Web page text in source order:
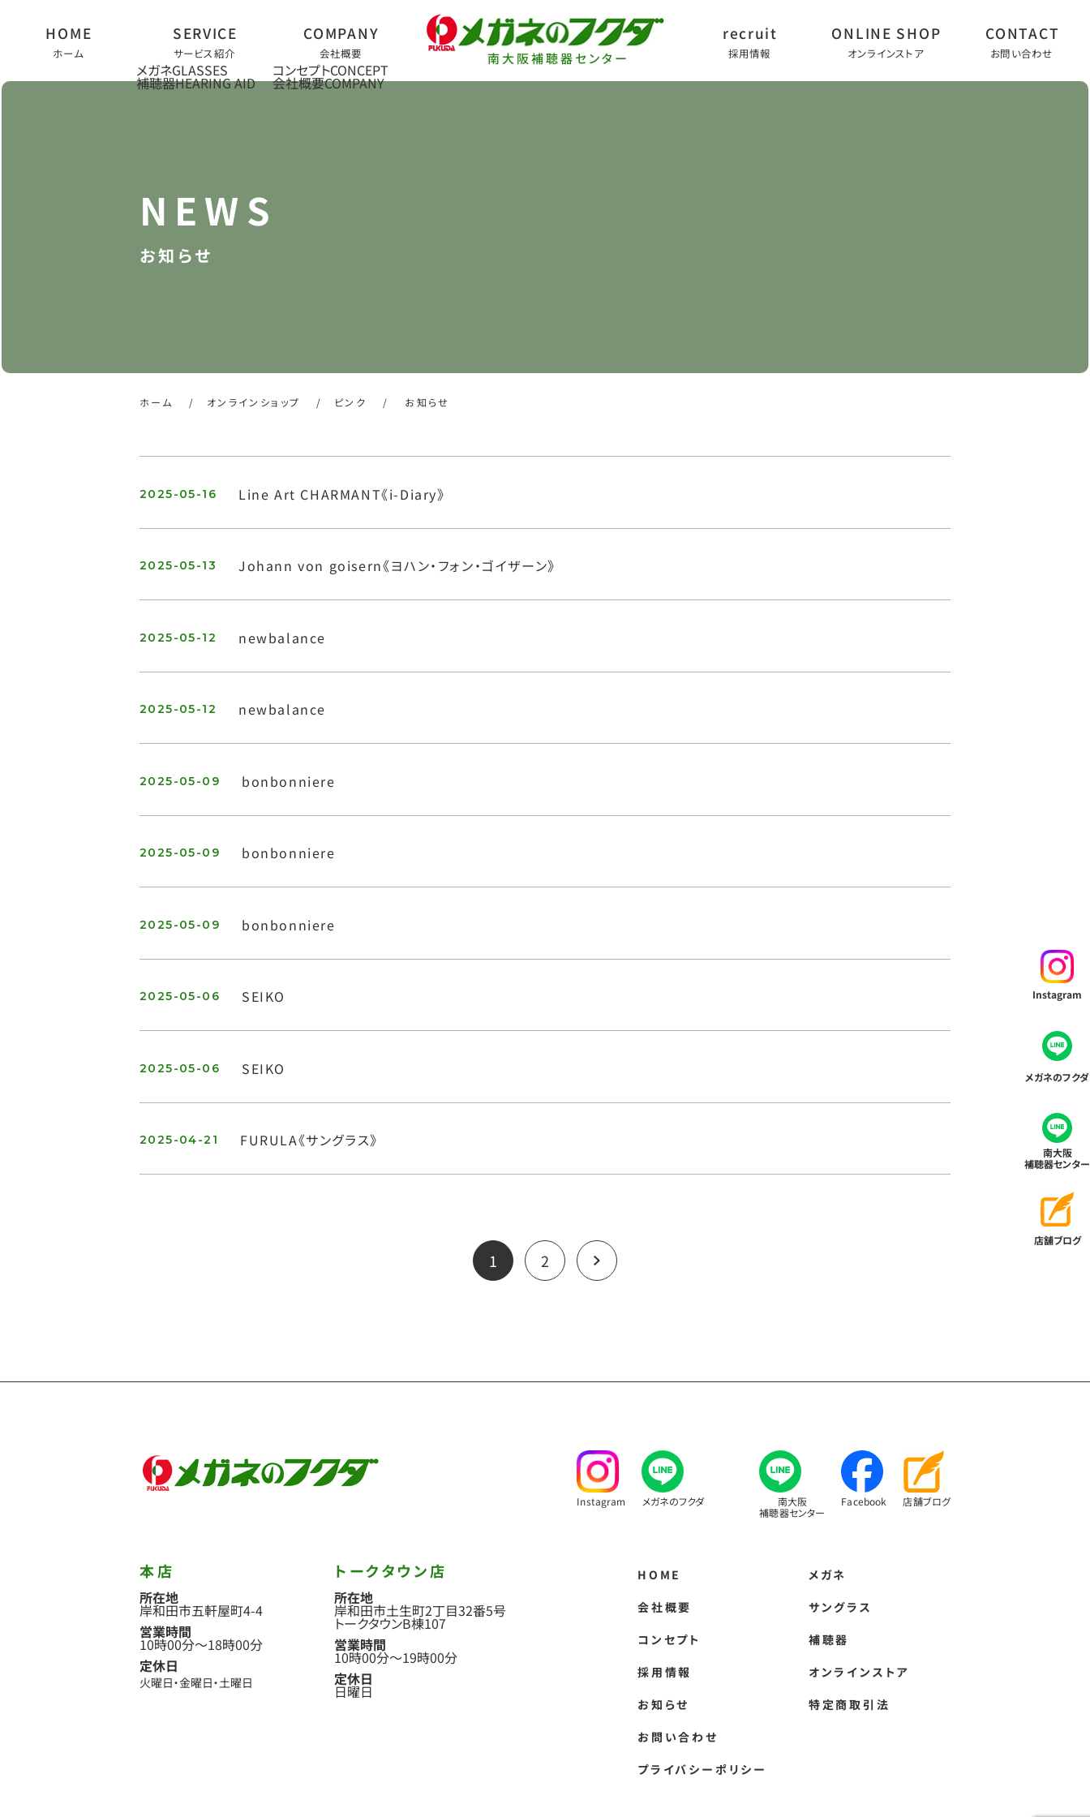
南大阪補聴器センター
ホーム サービス紹介
メガネ
補聴器
会社概要
コンセプト
会社概要
採用情報 オンラインストア お問い合わせ
Instagram
メガネのフクダ
南大阪
補聴器センター
店舗ブログ
お知らせ
ホーム / オンラインショップ / ピンク / お知らせ
2025-05-16 Line Art CHARMANT《i-Diary》
2025-05-13 Johann von goisern《ヨハン・フォン・ゴイザーン》
2025-05-12 newbalance
2025-05-12 newbalance
2025-05-09 bonbonniere
2025-05-09 bonbonniere
2025-05-09 bonbonniere
2025-05-06 SEIKO
2025-05-06 SEIKO
2025-04-21 FURULA《サングラス》
1 2
Instagram メガネのフクダ
南大阪
補聴器センター
Facebook 店舗ブログ
本店
所在地
岸和田市五軒屋町4-4
営業時間
10時00分〜18時00分
定休日
火曜日 金曜日 土曜日
トークタウン店
所在地
岸和田市土生町2丁目32番5号
トークタウンB棟107
営業時間
10時00分〜19時00分
定休日
日曜日
HOME
会社概要
コンセプト
採用情報
お知らせ
お問い合わせ
プライバシーポリシー
メガネ
サングラス
補聴器
オンラインストア
特定商取引法